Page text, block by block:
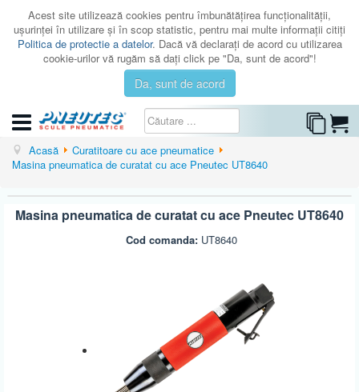
Acest site utilizează cookies pentru îmbunătăţirea funcţionalităţii,
uşurinţei în utilizare şi în scop statistic, pentru mai multe informaţii citiţi
Politica de protectie a datelor. Dacă vă declaraţi de acord cu utilizarea
cookie-urilor vă rugăm să daţi click pe "Da, sunt de acord"!
Da, sunt de acord
CATEGORII
CATALOAGE
Acasă
Curatitoare cu ace pneumatice
Masina pneumatica de curatat cu ace Pneutec UT8640
Masina pneumatica de curatat cu ace Pneutec UT8640
Cod comanda: UT8640